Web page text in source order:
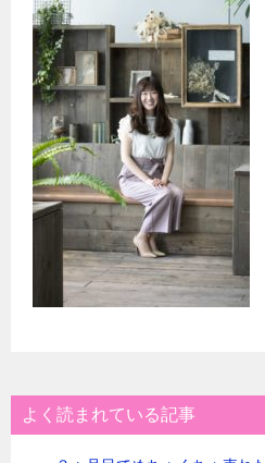
よく読まれている記事